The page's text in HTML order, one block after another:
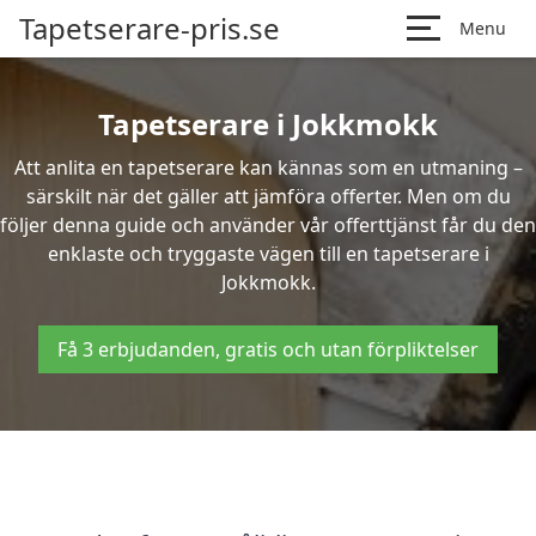
Tapetserare-pris.se Menu
Tapetserare i Jokkmokk
Att anlita en tapetserare kan kännas som en utmaning –
särskilt när det gäller att jämföra offerter. Men om du
följer denna guide och använder vår offerttjänst får du den
enklaste och tryggaste vägen till en tapetserare i
Jokkmokk.
Få 3 erbjudanden, gratis och utan förpliktelser